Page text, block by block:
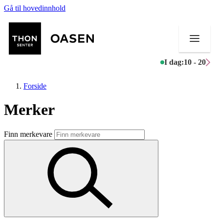
Gå til hovedinnhold
I dag:10 - 20
Butikker
Mat og drikke
Aktiviteter
Forside
Merker
Finn merkevare